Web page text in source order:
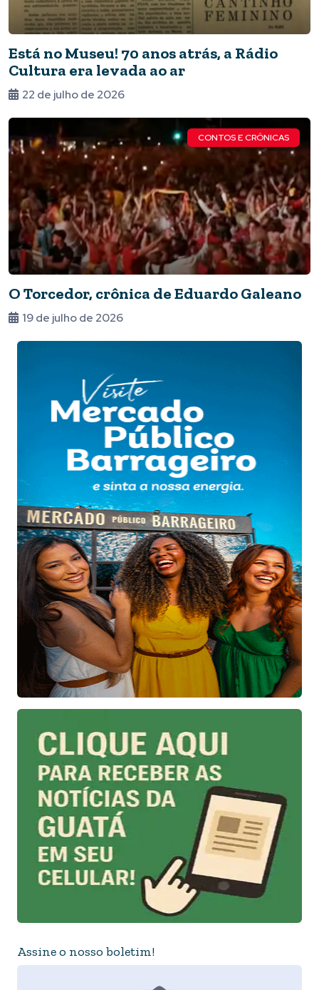
Está no Museu! 70 anos atrás, a Rádio
Cultura era levada ao ar
22 de julho de 2026
CONTOS E CRÔNICAS
O Torcedor, crônica de Eduardo Galeano
19 de julho de 2026
Assine o nosso boletim!